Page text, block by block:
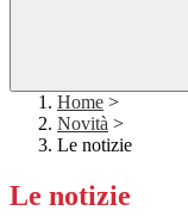
Home >
Novità >
Le notizie
Le notizie